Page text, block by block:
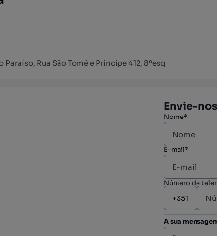
Paraíso, Rua São Tomé e Príncipe 412, 8ºesq
Envie-
Nome*
E-mail*
Número de
A sua